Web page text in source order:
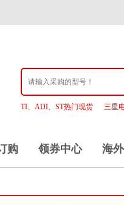
TI、ADI、ST热门现货 三星
购 领券中心 海